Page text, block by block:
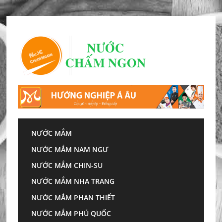
to
content
NƯỚC MẮM
NƯỚC MẮM NAM NGƯ
NƯỚC MẮM CHIN-SU
NƯỚC MẮM NHA TRANG
NƯỚC MẮM PHAN THIẾT
NƯỚC MẮM PHÚ QUỐC
tuổi thêm khỏe mạnh
Gợi ý tháp dinh dưỡng
cho người cao tuổi thêm
khỏe mạnh